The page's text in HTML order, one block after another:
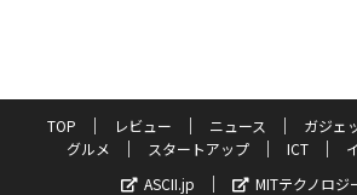
TOP レビュー ニュース ガジェ
グルメ
スタートアップ ICT
ASCII.jp
MITテクノロジ